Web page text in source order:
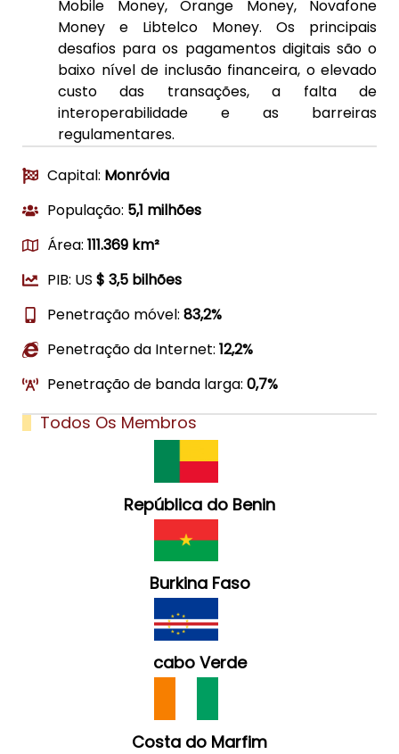
Mobile Money, Orange Money, Novafone
Money e Libtelco Money. Os principais
desafios para os pagamentos digitais são o
baixo nível de inclusão financeira, o elevado
custo das transações, a falta de
interoperabilidade e as barreiras
regulamentares.
Capital: Monróvia
População: 5,1 milhões
Área: 111.369 km²
PIB: US $ 3,5 bilhões
Penetração móvel: 83,2%
Penetração da Internet: 12,2%
Penetração de banda larga: 0,7%
Todos Os Membros
República do Benin
Burkina Faso
cabo Verde
Costa do Marfim